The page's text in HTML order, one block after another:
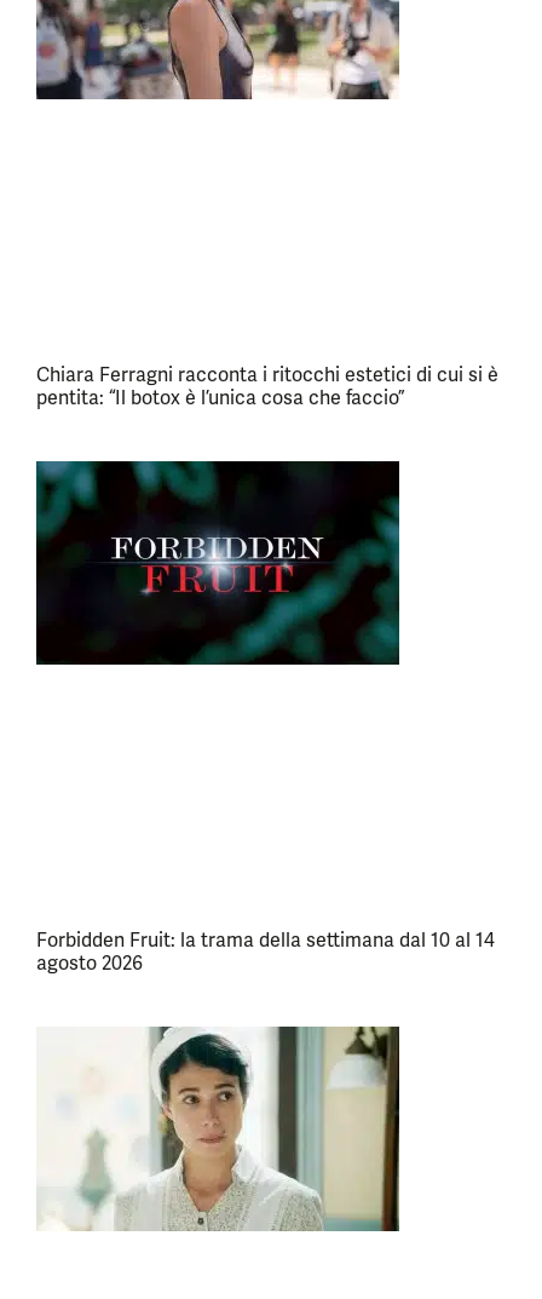
Chiara Ferragni racconta i ritocchi estetici di cui si è
pentita: “Il botox è l’unica cosa che faccio”
Forbidden Fruit: la trama della settimana dal 10 al 14
agosto 2026